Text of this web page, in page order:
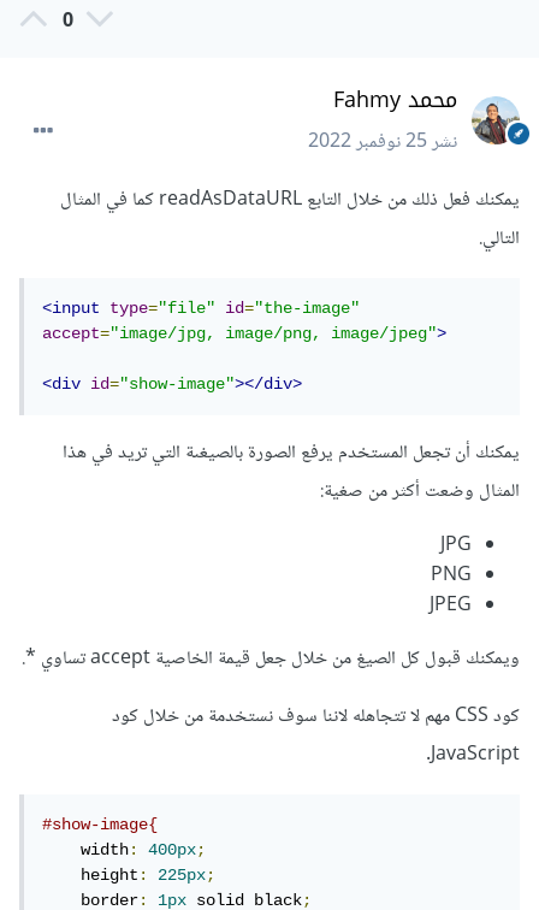
0
محمد Fahmy
نشر25 نوفمبر 2022
يمكنك فعل ذلك من خلال التابع readAsDataURL كما في المثال
التالي.
<input type="file" id="the-image"
accept="image/jpg, image/png, image/jpeg">
<div id="show-image"></div>
يمكنك أن تجعل المستخدم يرفع الصورة بالصيغىة التي تريد في هذا
المثال وضعت أكثر من صغية:
JPG
PNG
JPEG
ويمكنك قبول كل الصيغ من خلال جعل قيمة الخاصية accept تساوي *.
كود CSS مهم لا تتجاهله لاننا سوف نستخدمة من خلال كود
JavaScript.
#show-image{
    width
: 400px;
    height
: 225px;
    border
: 1px solid black;